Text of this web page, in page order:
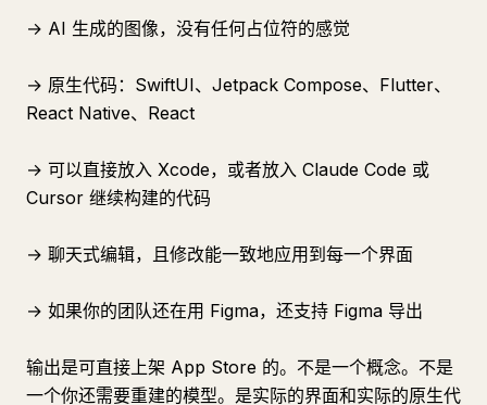
→ AI 生成的图像，没有任何占位符的感觉
→ 原生代码：SwiftUI、Jetpack Compose、Flutter、
React Native、React
→ 可以直接放入 Xcode，或者放入 Claude Code 或
Cursor 继续构建的代码
→ 聊天式编辑，且修改能一致地应用到每一个界面
→ 如果你的团队还在用 Figma，还支持 Figma 导出
输出是可直接上架 App Store 的。不是一个概念。不是
一个你还需要重建的模型。是实际的界面和实际的原生代